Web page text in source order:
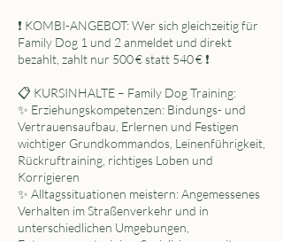
❗️ KOMBI-ANGEBOT: Wer sich gleichzeitig für
Family Dog 1 und 2 anmeldet und direkt
bezahlt, zahlt nur 500 € statt 540 € ❗️
📋 KURSINHALTE – Family Dog Training:
✨ Erziehungskompetenzen: Bindungs- und
Vertrauensaufbau, Erlernen und Festigen
wichtiger Grundkommandos, Leinenführigkeit,
Rückruftraining, richtiges Loben und
Korrigieren
✨ Alltagssituationen meistern: Angemessenes
Verhalten im Straßenverkehr und in
unterschiedlichen Umgebungen,